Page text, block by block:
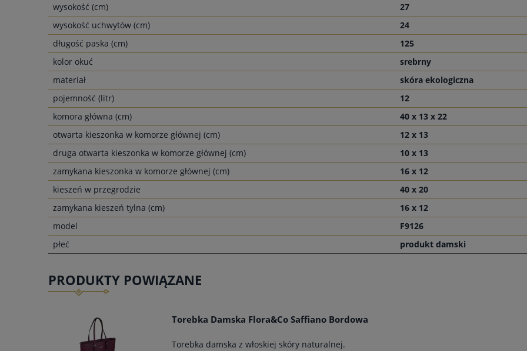
wysokość (cm)
27
wysokość uchwytów (cm)
24
długość paska (cm)
125
kolor okuć
srebrny
materiał
skóra ekologiczna
pojemność (litr)
12
komora główna (cm)
40 x 13 x 22
otwarta kieszonka w komorze głównej (cm)
12 x 13
druga otwarta kieszonka w komorze głównej (cm)
10 x 13
zamykana kieszonka w komorze głównej (cm)
16 x 12
kieszeń w przegrodzie
40 x 20
zamykana kieszeń tylna (cm)
16 x 12
model
F9126
płeć
produkt damski
PRODUKTY POWIĄZANE
Torebka Damska Flora&Co Saffiano Bordowa
Torebka damska z włoskiej skóry naturalnej.